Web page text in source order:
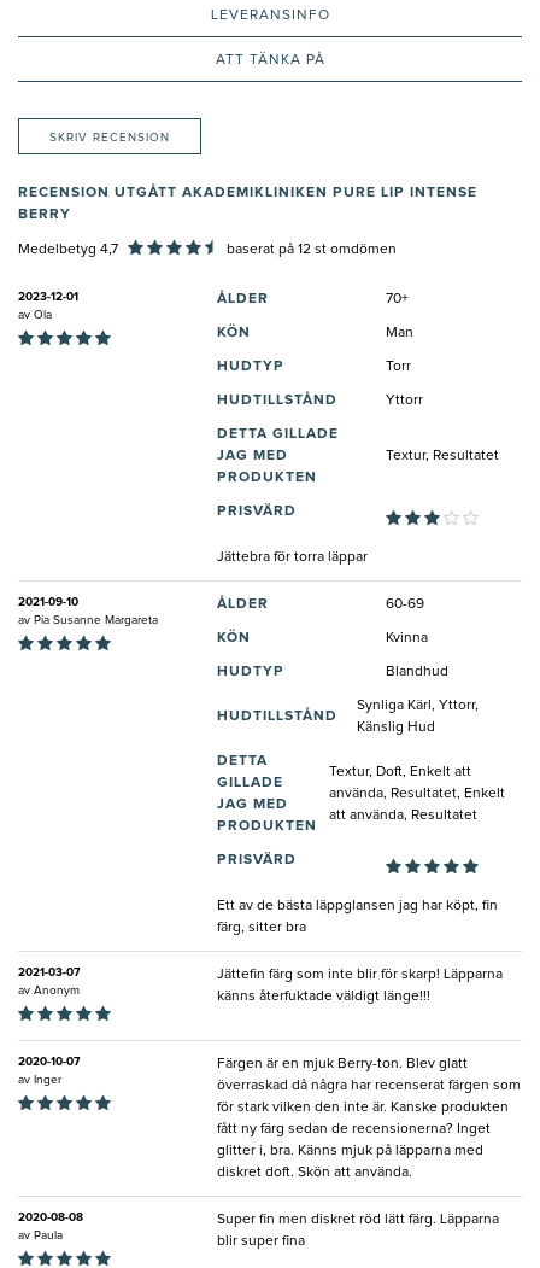
LEVERANSINFO
ATT TÄNKA PÅ
SKRIV RECENSION
RECENSION UTGÅTT AKADEMIKLINIKEN PURE LIP INTENSE
BERRY
Medelbetyg 4,7 baserat på 12 st omdömen
2023-12-01
av Ola
ÅLDER 70+
KÖN Man
HUDTYP Torr
HUDTILLSTÅND Yttorr
DETTA GILLADE
JAG MED
PRODUKTEN
Textur, Resultatet
PRISVÄRD
Jättebra för torra läppar
2021-09-10
av Pia Susanne Margareta
ÅLDER 60-69
KÖN Kvinna
HUDTYP Blandhud
HUDTILLSTÅND
Synliga Kärl, Yttorr,
Känslig Hud
DETTA
GILLADE
JAG MED
PRODUKTEN
Textur, Doft, Enkelt att
använda, Resultatet, Enkelt
att använda, Resultatet
PRISVÄRD
Ett av de bästa läppglansen jag har köpt, fin
färg, sitter bra
2021-03-07
av Anonym
Jättefin färg som inte blir för skarp! Läpparna
känns återfuktade väldigt länge!!!
2020-10-07
av Inger
Färgen är en mjuk Berry-ton. Blev glatt
överraskad då några har recenserat färgen som
för stark vilken den inte är. Kanske produkten
fått ny färg sedan de recensionerna? Inget
glitter i, bra. Känns mjuk på läpparna med
diskret doft. Skön att använda.
2020-08-08
av Paula
Super fin men diskret röd lätt färg. Läpparna
blir super fina